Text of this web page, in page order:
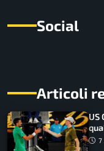
Social
Articoli
US
7